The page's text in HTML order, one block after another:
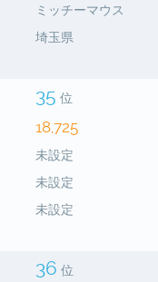
ミッチーマウス
埼玉県
35 位
18,725
未設定
未設定
未設定
36 位